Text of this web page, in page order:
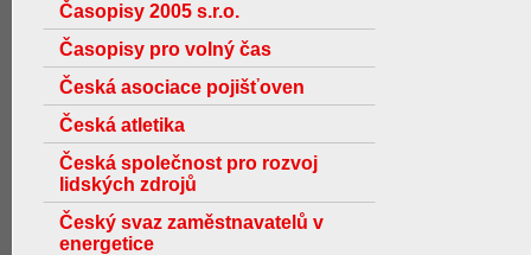
Časopisy 2005 s.r.o.
Časopisy pro volný čas
Česká asociace pojišťoven
Česká atletika
Česká společnost pro rozvoj
lidských zdrojů
Český svaz zaměstnavatelů v
energetice